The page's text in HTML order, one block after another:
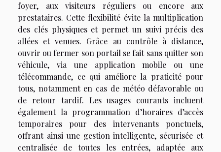
foyer, aux visiteurs réguliers ou encore aux
prestataires. Cette flexibilité évite la multiplication
des clés physiques et permet un suivi précis des
allées et venues. Grâce au contrôle à distance,
ouvrir ou fermer son portail se fait sans quitter son
véhicule, via une application mobile ou une
télécommande, ce qui améliore la praticité pour
tous, notamment en cas de météo défavorable ou
de retour tardif. Les usages courants incluent
également la programmation d’horaires d’accès
temporaires pour des intervenants ponctuels,
offrant ainsi une gestion intelligente, sécurisée et
centralisée de toutes les entrées, adaptée aux